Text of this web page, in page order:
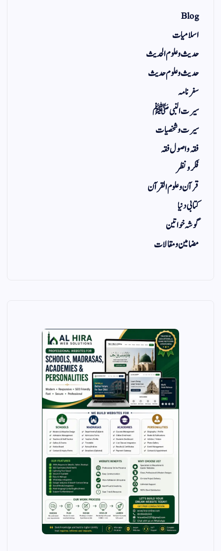
Blog
اسلامیات
حدیث و علوم الحدیث
حدیث و علوم حدیث
سفر نامہ
سیرت النبی ﷺ
سیرت و شخصیات
فقہ و اصول فقہ
فکر و نظر
قرآن و علوم القرآن
کتابی دنیا
گوشہ خواتین
مضامین و مقالات